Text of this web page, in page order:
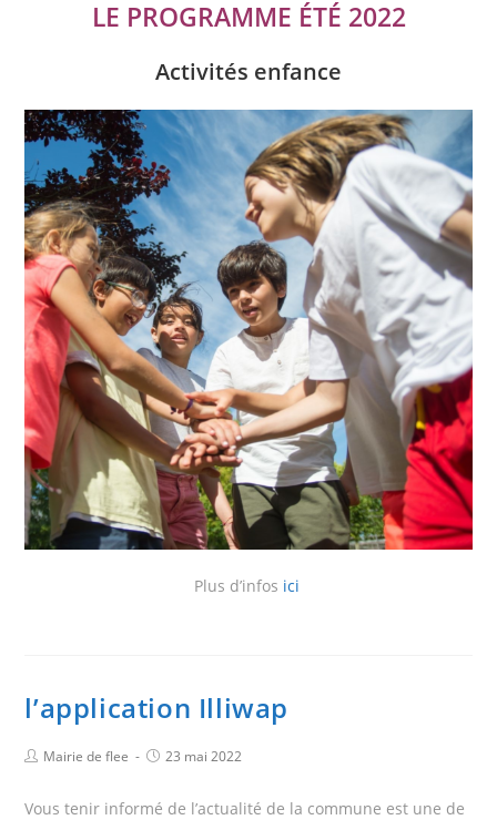
LE PROGRAMME ÉTÉ 2022
Activités enfance
Plus d’infos ici
l’application Illiwap
Mairie de flee 23 mai 2022
Vous tenir informé de l’actualité de la commune est une de